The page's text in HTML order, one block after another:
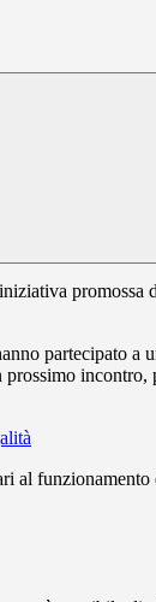
promossa
partecipato
al